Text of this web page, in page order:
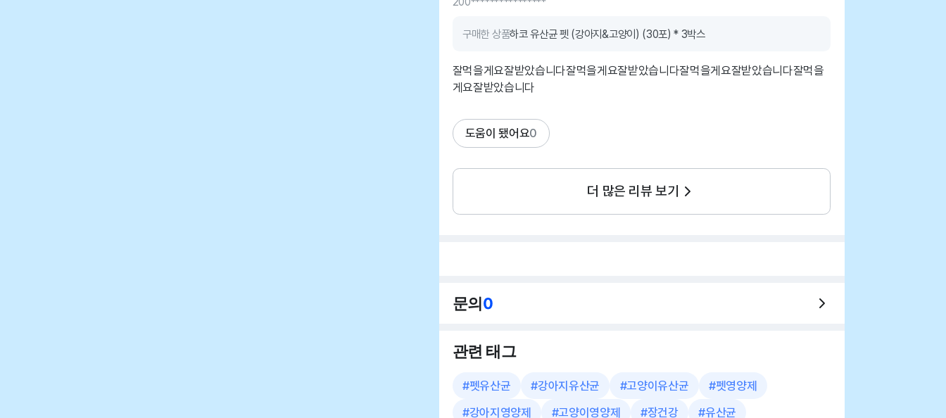
구매한 상품하코 유산균 펫 (강아지&고양이) (30포) * 3박스
잘먹을게요잘받았습니다잘먹을게요잘받았습니다잘먹을게요잘받았습니다잘먹을
게요잘받았습니다
도움이 됐어요0
더 많은 리뷰 보기
문의0
관련 태그
#펫유산균 #강아지유산균 #고양이유산균 #펫영양제
#강아지영양제 #고양이영양제 #장건강 #유산균